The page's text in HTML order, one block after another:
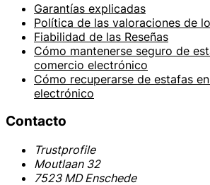
Garantías explicadas
Política de las valoraciones de
Fiabilidad de las Reseñas
Cómo mantenerse seguro de
comercio electrónico
Cómo recuperarse de estafas
electrónico
Contacto
Trustprofile
Moutlaan 32
7523 MD Enschede